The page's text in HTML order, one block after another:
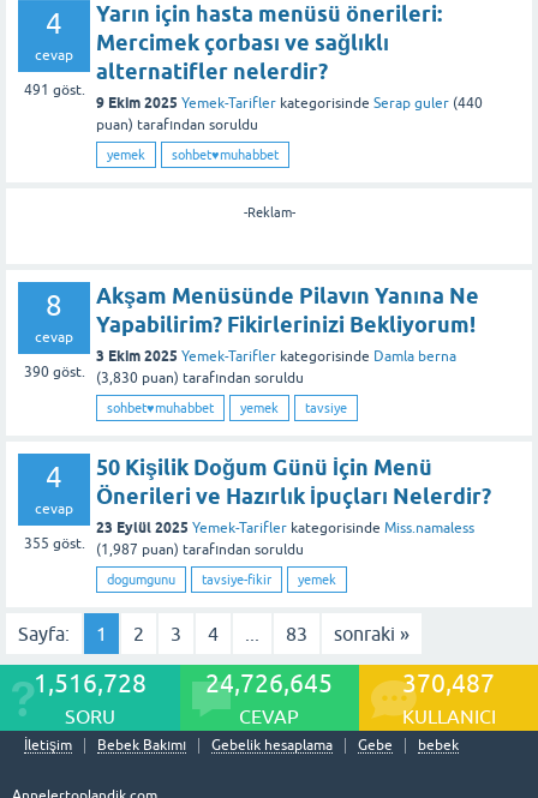
4
cevap
491 göst.
Yarın için hasta menüsü önerileri:
Mercimek çorbası ve sağlıklı
alternatifler nelerdir?
9 Ekim 2025 Yemek-Tarifler kategorisinde Serap guler (440
puan) tarafından soruldu
yemek sohbet♥️muhabbet
-Reklam-
8
cevap
390göst.
Akşam Menüsünde Pilavın Yanına Ne
Yapabilirim? Fikirlerinizi Bekliyorum!
3 Ekim 2025 Yemek-Tarifler kategorisinde Damla berna
(3,830 puan) tarafından soruldu
sohbet♥️muhabbet yemek tavsiye
4
cevap
355 göst.
50 Kişilik Doğum Günü İçin Menü
Önerileri ve Hazırlık İpuçları Nelerdir?
23 Eylül 2025 Yemek-Tarifler kategorisinde Miss.namaless
(1,987 puan) tarafından soruldu
dogumgunu tavsiye-fikir yemek
Sayfa: 1 2 3 4 83 sonraki »
1,516,728
SORU
24,726,645
CEVAP
370,487
KULLANICI
İletişim Bebek Bakımı Gebelik hesaplama Gebe bebek